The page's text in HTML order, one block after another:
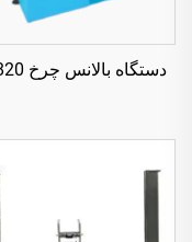
دستگاه بالانس چرخ TP820